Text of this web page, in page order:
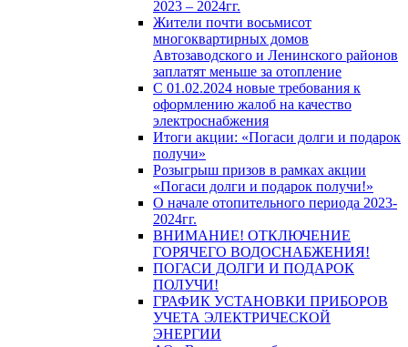
2023 – 2024гг.
Жители почти восьмисот
многоквартирных домов
Автозаводского и Ленинского районов
заплатят меньше за отопление
С 01.02.2024 новые требования к
оформлению жалоб на качество
электроснабжения
Итоги акции: «Погаси долги и подарок
получи»
Розыгрыш призов в рамках акции
«Погаси долги и подарок получи!»
О начале отопительного периода 2023-
2024гг.
ВНИМАНИЕ! ОТКЛЮЧЕНИЕ
ГОРЯЧЕГО ВОДОСНАБЖЕНИЯ!
ПОГАСИ ДОЛГИ И ПОДАРОК
ПОЛУЧИ!
ГРАФИК УСТАНОВКИ ПРИБОРОВ
УЧЕТА ЭЛЕКТРИЧЕСКОЙ
ЭНЕРГИИ